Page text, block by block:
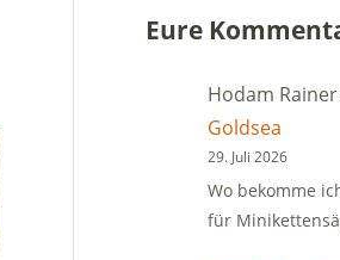
Eure
Hodam Rainer
Goldsea
29. Juli 2026
Wo bekomme
für